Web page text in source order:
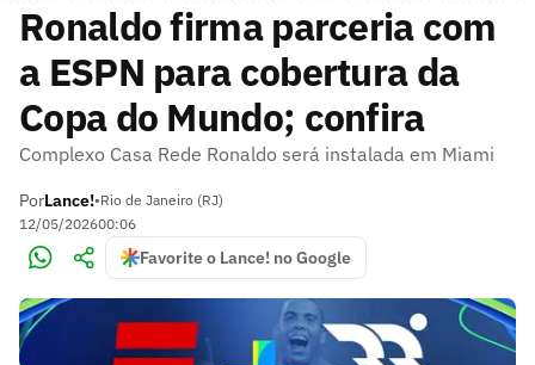
Ronaldo firma parceria com
a ESPN para cobertura da
Copa do Mundo; confira
Complexo Casa Rede Ronaldo será instalada em Miami
PorLance!•Rio de Janeiro (RJ)
12/05/202600:06
Favorite o Lance! no Google